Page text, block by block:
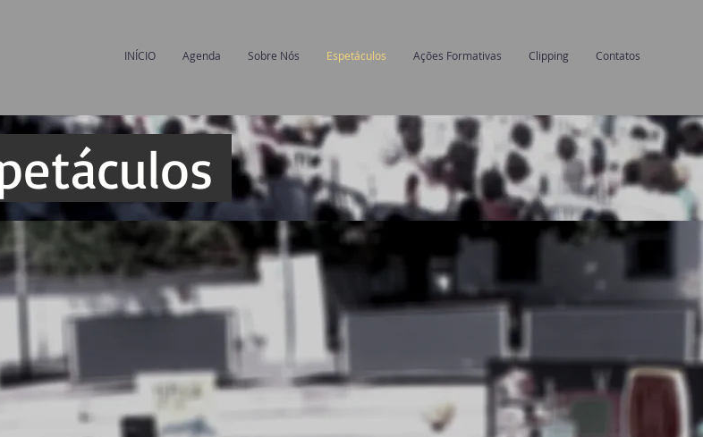
INÍCIO Agenda Sobre Nós Espetáculos Ações Formativas Clipping Contatos